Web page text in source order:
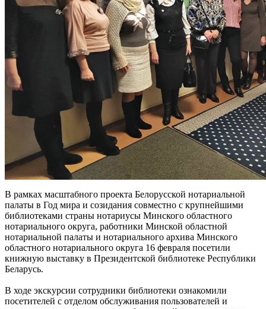
В рамках масштабного проекта Белорусской нотариальной
палаты в Год мира и созидания совместно с крупнейшими
библиотеками страны нотариусы Минского областного
нотариального округа, работники Минской областной
нотариальной палаты и нотариального архива Минского
областного нотариального округа 16 февраля посетили
книжную выставку в Президентской библиотеке Республики
Беларусь.
В ходе экскурсии сотрудники библиотеки ознакомили
посетителей с отделом обслуживания пользователей и